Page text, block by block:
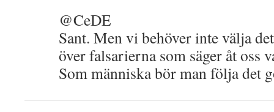
@CeDE
Sant. Men vi behöver inte välja
över falsarierna som säger åt oss
Som människa bör man följa det